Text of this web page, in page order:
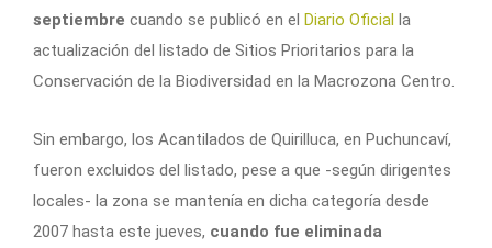
septiembre cuando se publicó en el Diario Oficial la
actualización del listado de Sitios Prioritarios para la
Conservación de la Biodiversidad en la Macrozona Centro.
Sin embargo, los Acantilados de Quirilluca, en Puchuncaví,
fueron excluidos del listado, pese a que -según dirigentes
locales- la zona se mantenía en dicha categoría desde
2007 hasta este jueves, cuando fue eliminada